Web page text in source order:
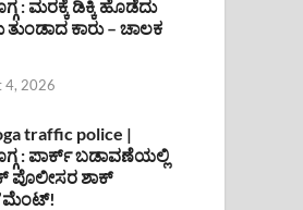
: ಮರಕ್ಕೆ ಡಿಕ್ಕಿ ಹೊಡೆದು
ಕಾರು – ಚಾಲಕ
4, 2026
traffic police |
: ಪಾರ್ಕ್ ಬಡಾವಣೆಯಲ್ಲಿ
ಪೊಲೀಸರ ಶಾಕ್